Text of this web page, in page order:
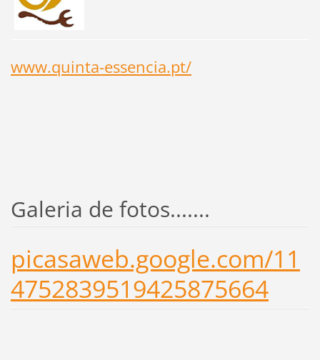
www.quinta-essencia.pt/
Galeria de fotos.......
picasaweb.google.com/11
4752839519425875664